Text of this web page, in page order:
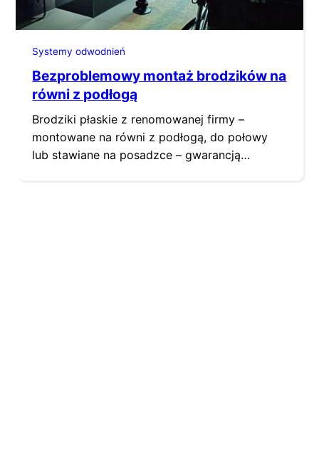
Systemy odwodnień
Bezproblemowy montaż brodzików na
równi z podłogą
Brodziki płaskie z renomowanej firmy –
montowane na równi z podłogą, do połowy
lub stawiane na posadzce – gwarancją